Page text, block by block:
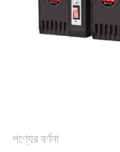
পণ্যের বর্ণনা